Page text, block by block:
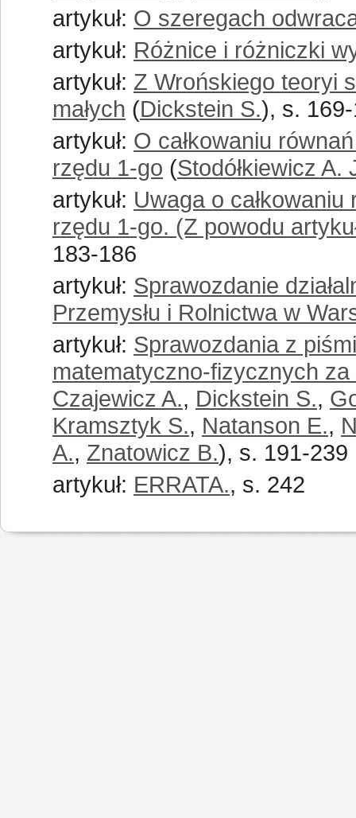
artykuł: O szeregach
artykuł: Różnice i różniczki
artykuł: Z Wrońskiego teoryi
małych (Dickstein S.), s.
artykuł: O całkowaniu
rzędu 1-go (Stodółkiewicz A.
artykuł: Uwaga o
rzędu 1-go. (Z powodu
183-186
artykuł: Sprawozdanie
Przemysłu i Rolnictwa w
artykuł: Sprawozdania z
matematyczno-fizycznych
Czajewicz A., Dickstein S.,
Kramsztyk S., Natanson E.,
A., Znatowicz B.), s. 191-239
artykuł: ERRATA., s. 242